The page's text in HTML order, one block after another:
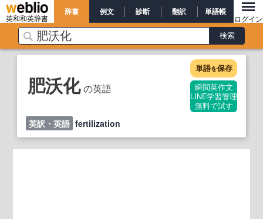
英和和英辞書
辞書 例文 診断 翻訳 単語帳
ログイン
肥沃化 の英語
単語を保存
瞬間英作文
LINE学習管理
無料で試す
英訳・英語 fertilization